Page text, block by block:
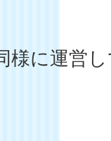
様に運営